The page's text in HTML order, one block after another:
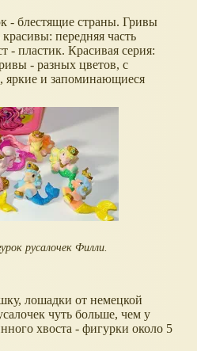
- блестящие страны. Гривы
передняя часть
- пластик. Красивая серия:
- разных цветов, с
и запоминающиеся
русалочек Филли.
лошадки от немецкой
чуть больше, чем у
хвоста - фигурки около 5